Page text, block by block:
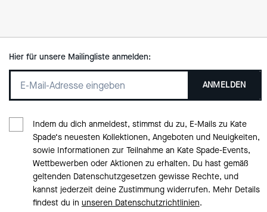
Hier für unsere Mailingliste anmelden:
ANMELDEN
Indem du dich anmeldest, stimmst du zu, E-Mails zu Kate
Spade‘s neuesten Kollektionen, Angeboten und Neuigkeiten,
sowie Informationen zur Teilnahme an Kate Spade-Events,
Wettbewerben oder Aktionen zu erhalten. Du hast gemäß
geltenden Datenschutzgesetzen gewisse Rechte, und
kannst jederzeit deine Zustimmung widerrufen. Mehr Details
findest du in unseren Datenschutzrichtlinien.